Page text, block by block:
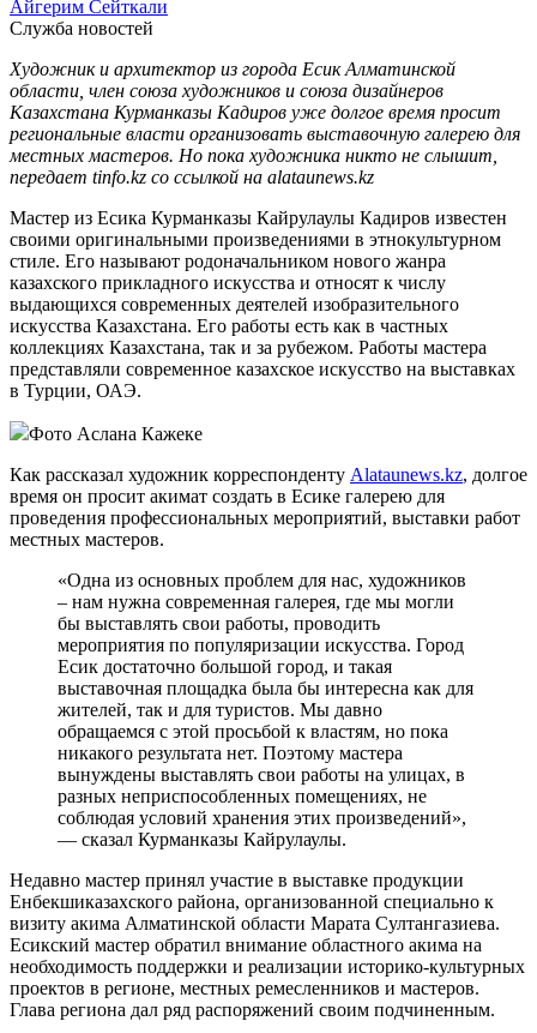
Айгерим Сейткали
Служба новостей
Художник и архитектор из города Есик Алматинской
области, член союза художников и союза дизайнеров
Казахстана Курманказы Кадиров уже долгое время просит
региональные власти организовать выставочную галерею для
местных мастеров. Но пока художника никто не слышит,
передает tinfo.kz со ссылкой на alataunews.kz
Мастер из Есика Курманказы Кайрулаулы Кадиров известен
своими оригинальными произведениями в этнокультурном
стиле. Его называют родоначальником нового жанра
казахского прикладного искусства и относят к числу
выдающихся современных деятелей изобразительного
искусства Казахстана. Его работы есть как в частных
коллекциях Казахстана, так и за рубежом. Работы мастера
представляли современное казахское искусство на выставках
в Турции, ОАЭ.
Фото Аслана Кажеке
Как рассказал художник корреспонденту Alataunews.kz, долгое
время он просит акимат создать в Есике галерею для
проведения профессиональных мероприятий, выставки работ
местных мастеров.
«Одна из основных проблем для нас, художников
– нам нужна современная галерея, где мы могли
бы выставлять свои работы, проводить
мероприятия по популяризации искусства. Город
Есик достаточно большой город, и такая
выставочная площадка была бы интересна как для
жителей, так и для туристов. Мы давно
обращаемся с этой просьбой к властям, но пока
никакого результата нет. Поэтому мастера
вынуждены выставлять свои работы на улицах, в
разных неприспособленных помещениях, не
соблюдая условий хранения этих произведений»,
— сказал Курманказы Кайрулаулы.
Недавно мастер принял участие в выставке продукции
Енбекшиказахского района, организованной специально к
визиту акима Алматинской области Марата Султангазиева.
Есикский мастер обратил внимание областного акима на
необходимость поддержки и реализации историко-культурных
проектов в регионе, местных ремесленников и мастеров.
Глава региона дал ряд распоряжений своим подчиненным.